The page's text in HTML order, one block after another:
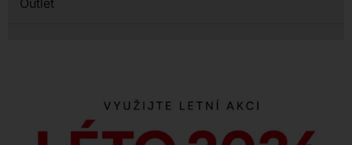
Outlet